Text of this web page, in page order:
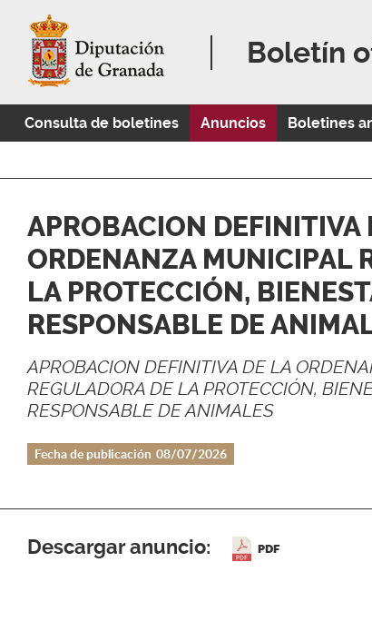
Boletín
Consulta de boletines Anuncios Boletines
APROBACION DEFINITIVA
ORDENANZA MUNICIPAL
LA PROTECCIÓN,
RESPONSABLE DE
APROBACION DEFINITIVA DE LA
REGULADORA DE LA PROTECCIÓN,
RESPONSABLE DE ANIMALES
Fecha de publicación 08/07/2026
Descargar anuncio: PDF